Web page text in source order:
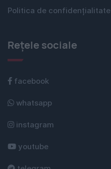
Politica de confidențialitate
Rețele sociale
facebook
whatsapp
instagram
youtube